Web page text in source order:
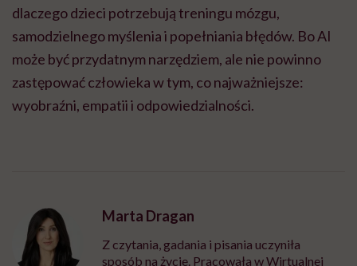
dlaczego dzieci potrzebują treningu mózgu,
samodzielnego myślenia i popełniania błędów. Bo AI
może być przydatnym narzędziem, ale nie powinno
zastępować człowieka w tym, co najważniejsze:
wyobraźni, empatii i odpowiedzialności.
Marta Dragan
Z czytania, gadania i pisania uczyniła
sposób na życie. Pracowała w Wirtualnej